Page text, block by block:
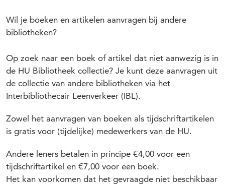
Wil je boeken en artikelen aanvragen bij andere
bibliotheken?
Op zoek naar een boek of artikel dat niet aanwezig is in
de HU Bibliotheek collectie? Je kunt deze aanvragen uit
de collectie van andere bibliotheken via het
Interbibliothecair Leenverkeer (IBL).
Zowel het aanvragen van boeken als tijdschriftartikelen
is gratis voor (tijdelijke) medewerkers van de HU.
Andere leners betalen in principe €4,00 voor een
tijdschriftartikel en €7,00 voor een boek.
Het kan voorkomen dat het gevraagde niet beschikbaar